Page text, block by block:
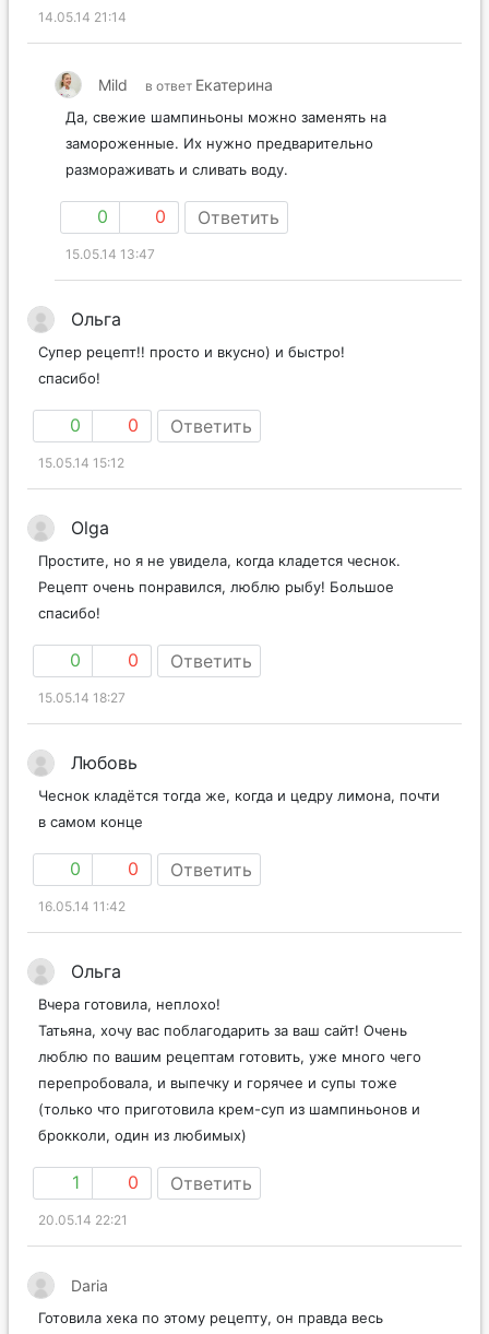
14.05.14 21:14
Mild в ответ Екатерина
Да, свежие шампиньоны можно заменять на
замороженные. Их нужно предварительно
размораживать и сливать воду.
0 0 Ответить
15.05.14 13:47
Ольга
Супер рецепт!! просто и вкусно) и быстро!
спасибо!
0 0 Ответить
15.05.14 15:12
Olga
Простите, но я не увидела, когда кладется чеснок.
Рецепт очень понравился, люблю рыбу! Большое
спасибо!
0 0 Ответить
15.05.14 18:27
Любовь
Чеснок кладётся тогда же, когда и цедру лимона, почти
в самом конце
0 0 Ответить
16.05.14 11:42
Ольга
Вчера готовила, неплохо!
Татьяна, хочу вас поблагодарить за ваш сайт! Очень
люблю по вашим рецептам готовить, уже много чего
перепробовала, и выпечку и горячее и супы тоже
(только что приготовила крем-суп из шампиньонов и
брокколи, один из любимых)
1 0 Ответить
20.05.14 22:21
Daria
Готовила хека по этому рецепту, он правда весь